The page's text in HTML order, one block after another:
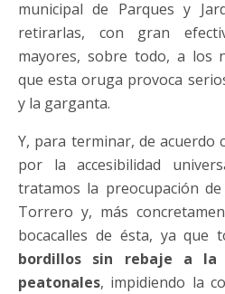
municipal de Parques y
retirarlas, con gran
mayores, sobre todo, a los
que esta oruga provoca
y la garganta.
Y, para terminar, de acuerdo
por la accesibilidad
tratamos la preocupación
Torrero y, más
bocacalles de ésta, ya que
bordillos sin rebaje a
peatonales, impidiendo la